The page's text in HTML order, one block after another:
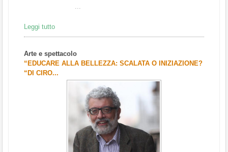
Leggi tutto
Arte e spettacolo
“EDUCARE ALLA BELLEZZA: SCALATA O INIZIAZIONE?
“DI CIRO...